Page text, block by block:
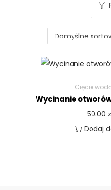
Cięcie
Wycinanie
59.00
Dodaj